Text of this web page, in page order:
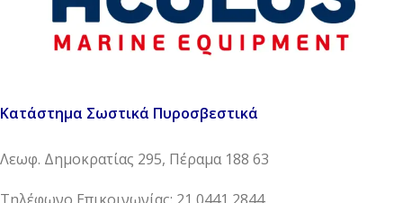
Κατάστημα Σωστικά Πυροσβεστικά
Λεωφ. Δημοκρατίας 295, Πέραμα 188 63